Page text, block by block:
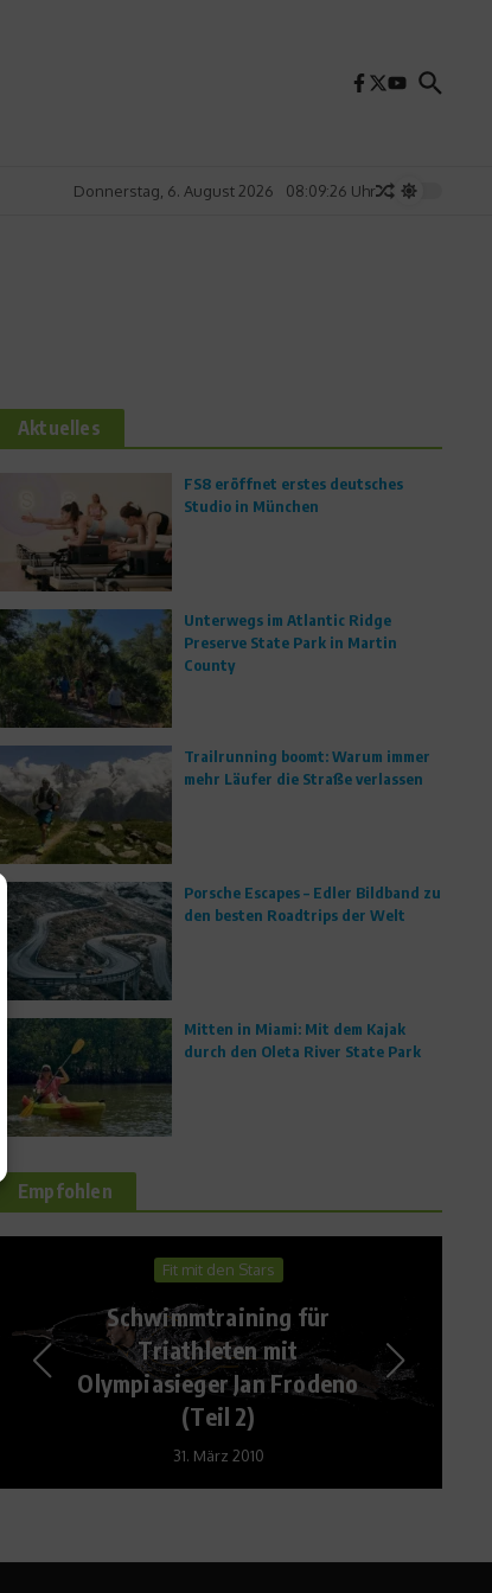
Donnerstag, 6. August 2026 08:09:26 Uhr
Aktuelles
FS8 eröffnet erstes deutsches
Studio in München
Unterwegs im Atlantic Ridge
Preserve State Park in Martin
County
Trailrunning boomt: Warum immer
mehr Läufer die Straße verlassen
Porsche Escapes – Edler Bildband zu
den besten Roadtrips der Welt
Mitten in Miami: Mit dem Kajak
durch den Oleta River State Park
Empfohlen
Fit mit den Stars
Schwimmtraining für
Triathleten mit
Olympiasieger Jan Frodeno
(Teil 2)
31. März 2010